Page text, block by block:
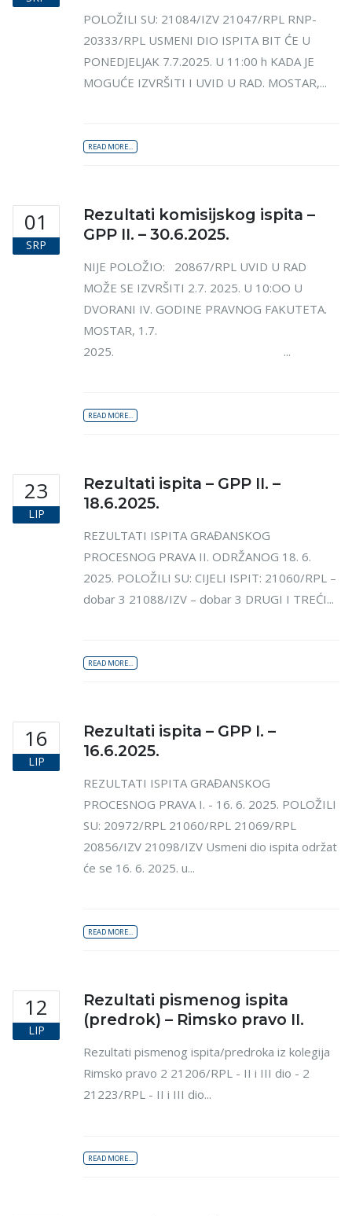
POLOŽILI SU: 21084/IZV 21047/RPL RNP-
20333/RPL USMENI DIO ISPITA BIT ĆE U
PONEDJELJAK 7.7.2025. U 11:00 h KADA JE
MOGUĆE IZVRŠITI I UVID U RAD. MOSTAR,...
READ MORE...
01
SRP
Rezultati komisijskog ispita –
GPP II. – 30.6.2025.
NIJE POLOŽIO: 20867/RPL UVID U RAD
MOŽE SE IZVRŠITI 2.7. 2025. U 10:OO U
DVORANI IV. GODINE PRAVNOG FAKUTETA.
MOSTAR, 1.7.
2025. ...
READ MORE...
23
LIP
Rezultati ispita – GPP II. –
18.6.2025.
REZULTATI ISPITA GRAĐANSKOG
PROCESNOG PRAVA II. ODRŽANOG 18. 6.
2025. POLOŽILI SU: CIJELI ISPIT: 21060/RPL –
dobar 3 21088/IZV – dobar 3 DRUGI I TREĆI...
READ MORE...
16
LIP
Rezultati ispita – GPP I. –
16.6.2025.
REZULTATI ISPITA GRAĐANSKOG
PROCESNOG PRAVA I. - 16. 6. 2025. POLOŽILI
SU: 20972/RPL 21060/RPL 21069/RPL
20856/IZV 21098/IZV Usmeni dio ispita održat
će se 16. 6. 2025. u...
READ MORE...
12
LIP
Rezultati pismenog ispita
(predrok) – Rimsko pravo II.
Rezultati pismenog ispita/predroka iz kolegija
Rimsko pravo 2 21206/RPL - II i III dio - 2
21223/RPL - II i III dio...
READ MORE...